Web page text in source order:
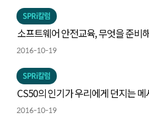
SPRi칼럼
소프트웨어 안전교육, 무엇을 준비
2016-10-19
SPRi칼럼
CS50의 인기가 우리에게 던지는 메
2016-10-19